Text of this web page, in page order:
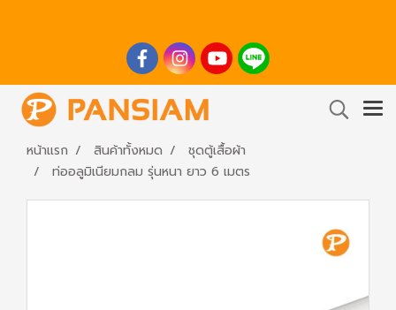
หน้าแรก สินค้าทั้งหมด
ชุดตู้เสื้อผ้า
ท่ออลูมิเนียมกลม รุ่นหนา ยาว 6 เมตร